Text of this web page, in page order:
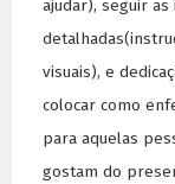
ajudar), seguir
visuais), e
colocar como
para aquelas
gostam do